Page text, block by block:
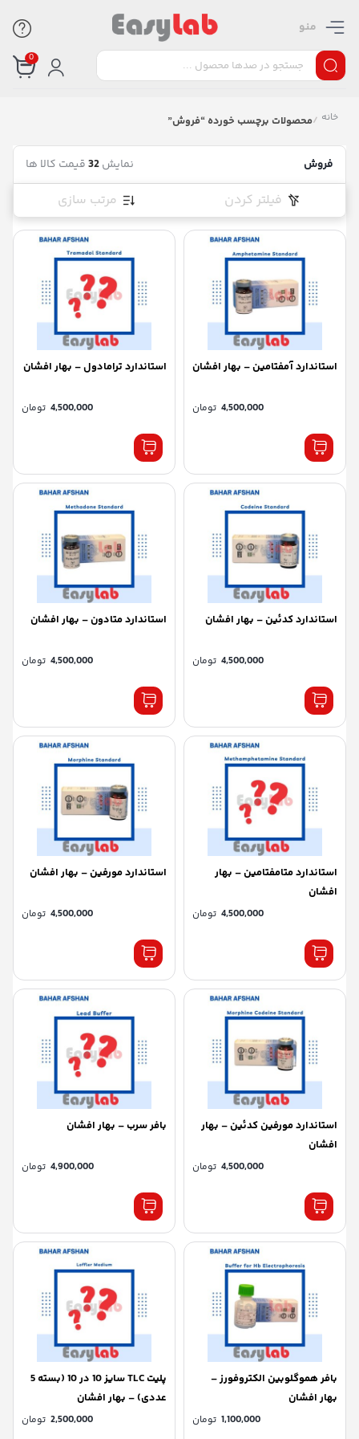
منو
0
خانه /محصولات برچسب خورده “فروش”
فروش نمایش32قیمت کالا ها
فیلتر کردن مرتب سازی
استاندارد آمفتامین – بهار افشان
4,500,000 تومان
استاندارد ترامادول – بهار افشان
4,500,000 تومان
استاندارد کدئین – بهار افشان
4,500,000 تومان
استاندارد متادون – بهار افشان
4,500,000 تومان
استاندارد متامفتامین – بهار
افشان
4,500,000 تومان
استاندارد مورفین – بهار افشان
4,500,000 تومان
استاندارد مورفین کدئین – بهار
افشان
4,500,000 تومان
بافر سرب – بهار افشان
4,900,000 تومان
بافر هموگلوبین الکتروفورز –
بهار افشان
1,100,000 تومان
پلیت TLC سایز 10 در 10 (بسته 5
عددی) – بهار افشان
2,500,000 تومان